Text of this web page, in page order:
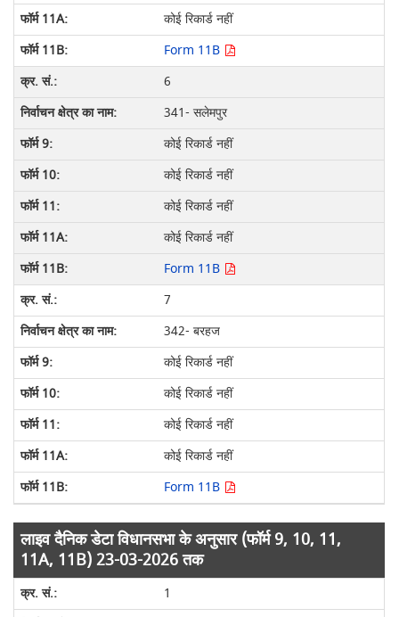
कोई रिकार्ड नहीं
Form 11B
6
341- सलेमपुर
कोई रिकार्ड नहीं
कोई रिकार्ड नहीं
कोई रिकार्ड नहीं
कोई रिकार्ड नहीं
Form 11B
7
342- बरहज
कोई रिकार्ड नहीं
कोई रिकार्ड नहीं
कोई रिकार्ड नहीं
कोई रिकार्ड नहीं
Form 11B
लाइव दैनिक डेटा विधानसभा के अनुसार (फॉर्म 9, 10, 11,
11A, 11B) 23-03-2026 तक
1